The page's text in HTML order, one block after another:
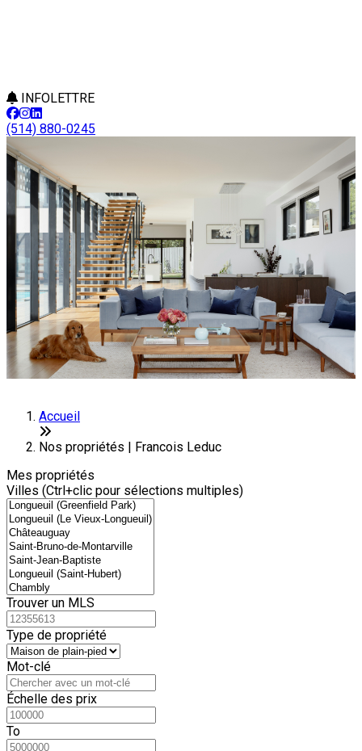
INFOLETTRE
(514) 880-0245
Accueil
Nos propriétés | Francois Leduc
Mes propriétés
Villes (Ctrl+clic pour sélections multiples)
Trouver un MLS
Type de propriété
Mot-clé
Échelle des prix
To